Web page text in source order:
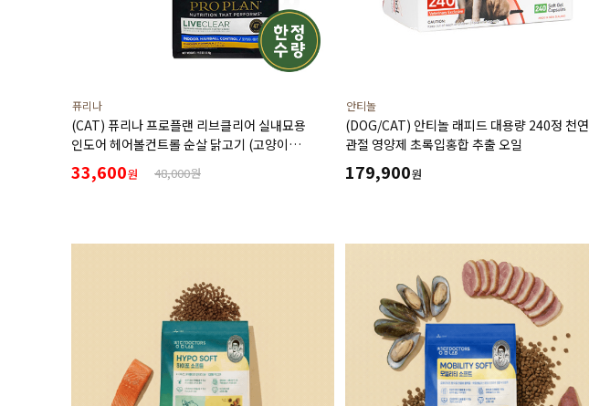
퓨리나
(CAT) 퓨리나 프로플랜 리브클리어 실내묘용
인도어 헤어볼컨트롤 순살 닭고기 (고양이
알레르기 감소식단)(1.5kg) (유통기한27년3월)
33,600원 48,000원
안티놀
(DOG/CAT) 안티놀 래피드 대용량 240정 천연
관절 영양제 초록입홍합 추출 오일
179,900원